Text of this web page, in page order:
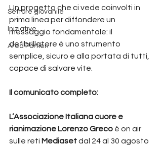
Settore giovanile
Iniziative
Area Portieri
Un progetto che ci vede coinvolti in
prima linea per diffondere un
messaggio fondamentale: il
defibrillatore è uno strumento
semplice, sicuro e alla portata di tutti,
capace di salvare vite.
Il comunicato completo:
L’Associazione Italiana cuore e
rianimazione Lorenzo Greco è on air
sulle reti Mediaset dal 24 al 30 agosto